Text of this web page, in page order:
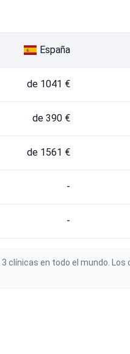
España
de 1041 €
de 390 €
de 1561 €
-
-
clínicas en todo el mundo.